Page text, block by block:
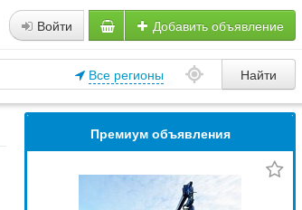
Войти Добавить объявление
Все регионы Найти
Премиум объявления